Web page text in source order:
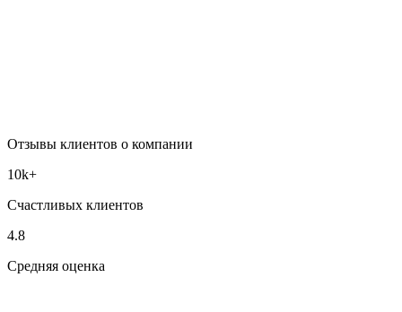
Отзывы клиентов о компании
10k+
Счастливых клиентов
4.8
Средняя оценка